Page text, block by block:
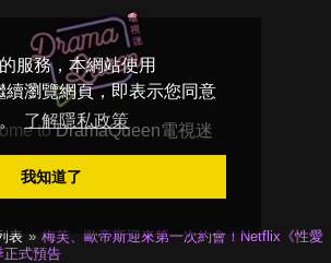
服務，本網站使用
續瀏覽網頁，即表示您同意
了解隱私政策
我知道了
toDramaQueen電視迷
表
梅芙、歐帝斯迎來第一次約會！Netflix《性愛
正式預告